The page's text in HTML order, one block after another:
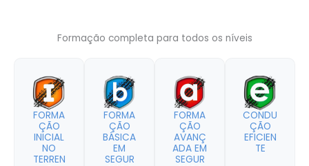
Formação completa para todos os níveis
FORMA
ÇÃO
INICIAL
NO
TERREN
FORMA
ÇÃO
BÁSICA
EM
SEGUR
FORMA
ÇÃO
AVANÇ
ADA EM
SEGUR
CONDU
ÇÃO
EFICIEN
TE